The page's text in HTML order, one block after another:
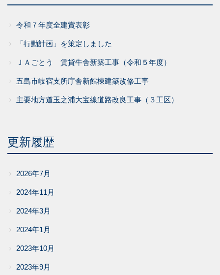
令和７年度全建賞表彰
「行動計画」を策定しました
ＪＡごとう 賃貸牛舎新築工事（令和５年度）
五島市岐宿支所庁舎新館棟建築改修工事
主要地方道玉之浦大宝線道路改良工事（３工区）
更新履歴
2026年7月
2024年11月
2024年3月
2024年1月
2023年10月
2023年9月